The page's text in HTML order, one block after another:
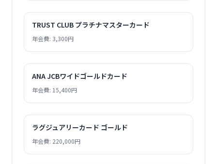
TRUST CLUB プラチナマスターカード
年会費: 3,300円
ANA JCBワイドゴールドカード
年会費: 15,400円
ラグジュアリーカード ゴールド
年会費: 220,000円